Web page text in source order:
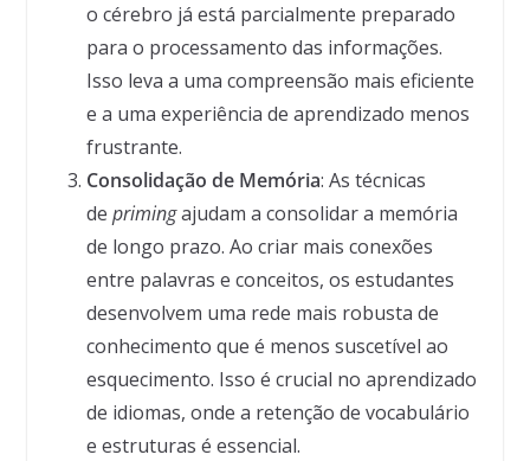
o cérebro já está parcialmente preparado
para o processamento das informações.
Isso leva a uma compreensão mais eficiente
e a uma experiência de aprendizado menos
frustrante.
Consolidação de Memória: As técnicas
de primingajudam a consolidar a memória
de longo prazo. Ao criar mais conexões
entre palavras e conceitos, os estudantes
desenvolvem uma rede mais robusta de
conhecimento que é menos suscetível ao
esquecimento. Isso é crucial no aprendizado
de idiomas, onde a retenção de vocabulário
e estruturas é essencial.